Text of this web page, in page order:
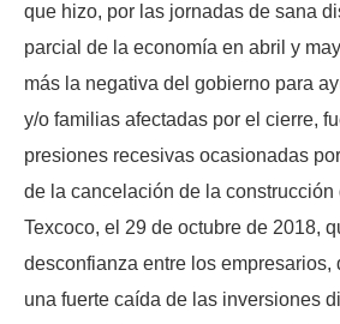
que hizo, por las jornadas de sana
parcial de la economía en abril y
más la negativa del gobierno para
y/o familias afectadas por el cierre,
presiones recesivas ocasionadas
de la cancelación de la construcción
Texcoco, el 29 de octubre de 2018,
desconfianza entre los empresarios,
una fuerte caída de las inversiones